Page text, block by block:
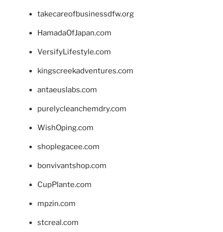
takecareofbusinessdfw.org
HamadaOfJapan.com
VersifyLifestyle.com
kingscreekadventures.com
antaeuslabs.com
purelycleanchemdry.com
WishOping.com
shoplegacee.com
bonvivantshop.com
CupPlante.com
mpzin.com
stcreal.com